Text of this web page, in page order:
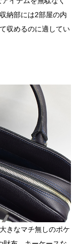
納部には2部屋の内
収めるのに適してい
きなマチ無しのポケ